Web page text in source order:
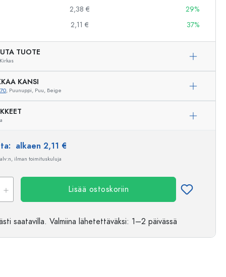
2,38 €
29%
2,11 €
37%
TUOTE
Kirkas
KANSI
, Puunuppi, Puu, Beige
alkaen 2,11 €
ilman toimituskuluja
Lisää ostoskoriin
saatavilla. Valmiina lähetettäväksi: 1–2 päivässä